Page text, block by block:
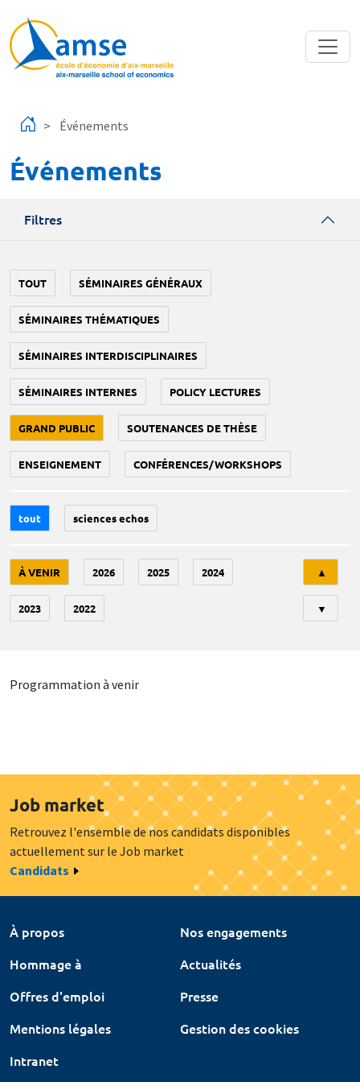
Événements
Événements
Filtres
TOUT SÉMINAIRES GÉNÉRAUX
SÉMINAIRES THÉMATIQUES
SÉMINAIRES INTERDISCIPLINAIRES
SÉMINAIRES INTERNES POLICY LECTURES
GRAND PUBLIC SOUTENANCES DE THÈSE
ENSEIGNEMENT CONFÉRENCES/WORKSHOPS
tout sciences echos
À VENIR 2026 2025 2024
2023 2022
▲
▼
Programmation à venir
Job market
Retrouvez l'ensemble de nos candidats disponibles
actuellement sur le Job market
Candidats
À propos
Nos engagements
Hommage à
Actualités
Offres d'emploi
Presse
Mentions légales
Gestion des cookies
Intranet